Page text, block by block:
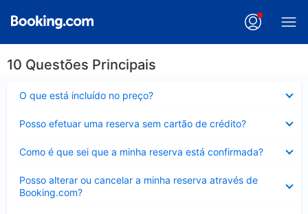
10 Questões Principais
O que está incluído no preço?
fechado
Posso efetuar uma reserva sem cartão de crédito?
fechado
Como é que sei que a minha reserva está confirmada?
fechado
Posso alterar ou cancelar a minha reserva através de
Booking.com?
fechado